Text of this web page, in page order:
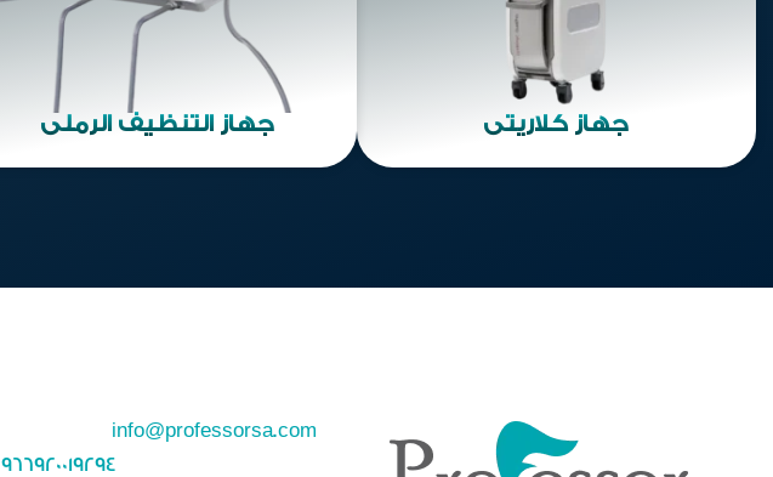
جهاز كلاريتي جهاز التنظيف الرملي
info@professorsa.com
966920019294